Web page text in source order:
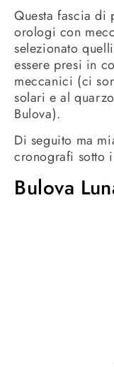
Questa fascia di
orologi con
selezionato
essere presi in
meccanici (ci
solari e al
Bulova).
Di seguito ma
cronografi sotto
Bulova